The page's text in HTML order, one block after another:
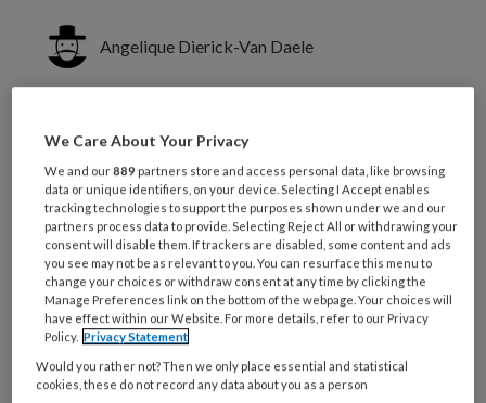
Angelique Dierick-Van Daele
gezamenlijke besluitvorming tussen
zorgprofessionals en patiënten omdat
dit positieve effecten oplevert, zoals
meer patiëntentevredenheid. Bij dit
onderzoek wilde men vaststellen of
het aanbieden van informatie op een
interactieve manier zou leiden tot een
stijging van het kennisniveau bij
We Care About Your Privacy
We and our889 partners store and access personal data, like browsing
data or unique identifiers, on your device. Selecting I Accept enables
tracking technologies to support the purposes shown under we and our
partners process data to provide. Selecting Reject All or withdrawing your
consent will disable them. If trackers are disabled, some content and ads
you see may not be as relevant to you. You can resurface this menu to
change your choices or withdraw consent at any time by clicking the
Manage Preferences link on the bottom of the webpage. Your choices will
have effect within our Website. For more details, refer to our Privacy
Policy. Privacy Statement
Would you rather not? Then we only place essential and statistical
cookies, these do not record any data about you as a person